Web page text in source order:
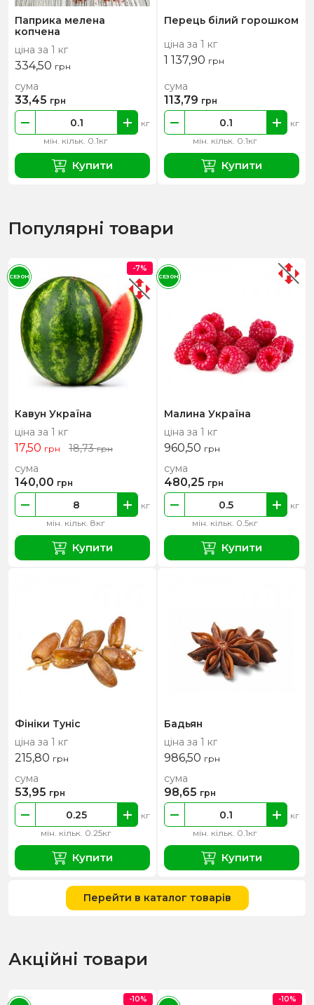
Паприка мелена
копчена
ціна за 1 кг
334,50 грн
мін. кільк. 0.1кг
кг
сума
33,45 грн
Купити
Перець білий горошком
ціна за 1 кг
1 137,90 грн
мін. кільк. 0.1кг
кг
сума
113,79 грн
Купити
Популярні товари
Кавун Україна
ціна за 1 кг
17,50 грн 18,73грн
мін. кільк. 8кг
кг
сума
140,00 грн
Купити
-7%
СЕЗОН
Малина Україна
ціна за 1 кг
960,50 грн
мін. кільк. 0.5кг
кг
сума
480,25 грн
Купити
СЕЗОН
Фініки Туніс
ціна за 1 кг
215,80 грн
мін. кільк. 0.25кг
кг
сума
53,95 грн
Купити
Бадьян
ціна за 1 кг
986,50 грн
мін. кільк. 0.1кг
кг
сума
98,65 грн
Купити
Перейти в каталог товарів
Акційні товари
-10% -10%